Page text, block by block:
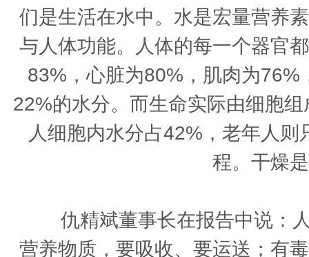
们是生活在水中。水是宏量营养
与人体功能。人体的每一个器官
83%，心脏为80%，肌肉为
22%的水分。而生命实际由细胞
人细胞内水分占42%，老年人
程。干燥
仇精斌董事长在报告中说：人
营养物质，要吸收、要运送；有